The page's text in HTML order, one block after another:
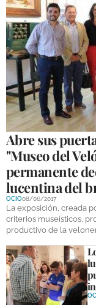
Abre sus
"Museo del
permanente
lucentina del
OCIO08/06/2017
La exposición, creada
criterios museísticos,
productivo de la